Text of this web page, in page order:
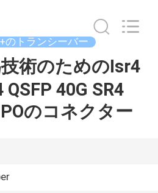
のトランシーバー
術のためのIsr4
QSFP 40G SR4
のコネクター